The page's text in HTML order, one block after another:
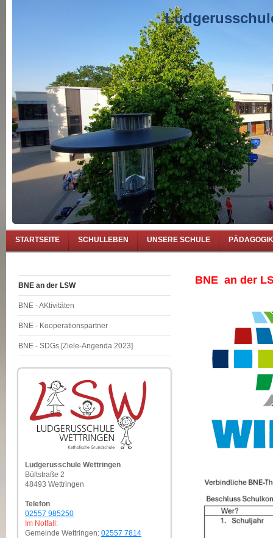
STARTSEITE SCHULLEBEN UNSERE SCHULE PÄDAGOGIK
BNE an der LSW
BNE - AKtivitäten
BNE - Kooperationspartner
BNE - SDGs [Ziele-Angenda 2023]
Ludgerusschule Wettringen
Bültstraße 2
48493 Wettringen
Telefon
02557 985250
Im Notfall:
Gemeinde Wettringen: 02557 7814